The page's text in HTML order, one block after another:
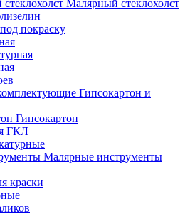
Малярный стеклохолст
покраску
Гипсокартон и
Гипсокартон
ГКЛ
Малярные инструменты
краски